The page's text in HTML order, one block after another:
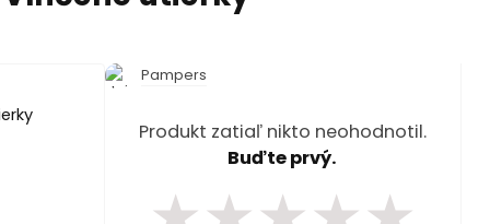
Pampers
Produkt zatiaľ nikto neohodnotil.
Buďte prvý.